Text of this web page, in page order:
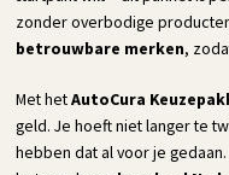
zonder overbodige
betrouwbare merken,
Met hetAutoCura
geld. Je hoeft niet langer te
hebben dat al voor je